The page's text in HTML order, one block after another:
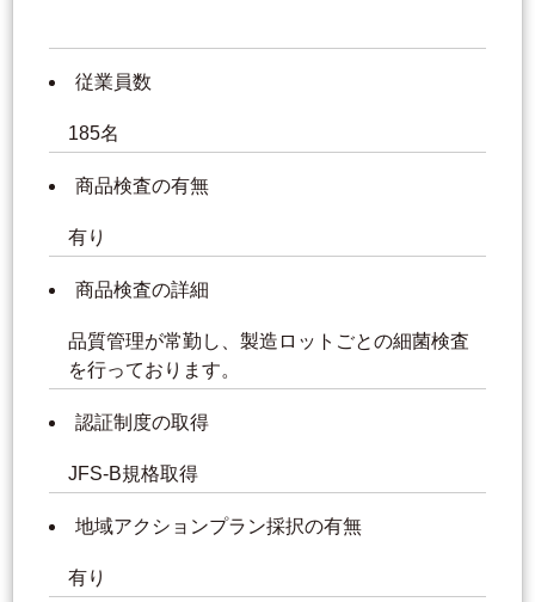
従業員数
185名
商品検査の有無
有り
商品検査の詳細
品質管理が常勤し、製造ロットごとの細菌検査
を行っております。
認証制度の取得
JFS-B規格取得
地域アクションプラン採択の有無
有り